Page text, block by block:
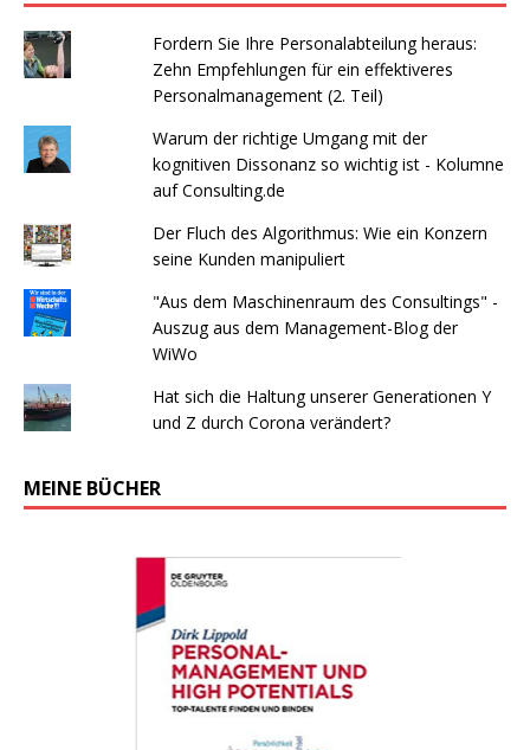
Fordern Sie Ihre Personalabteilung heraus:
Zehn Empfehlungen für ein effektiveres
Personalmanagement (2. Teil)
Warum der richtige Umgang mit der
kognitiven Dissonanz so wichtig ist - Kolumne
auf Consulting.de
Der Fluch des Algorithmus: Wie ein Konzern
seine Kunden manipuliert
"Aus dem Maschinenraum des Consultings" -
Auszug aus dem Management-Blog der
WiWo
Hat sich die Haltung unserer Generationen Y
und Z durch Corona verändert?
MEINE BÜCHER